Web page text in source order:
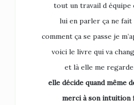
tout un travail d équipe
lui en parler ça ne fait
comment ça se passe je
voici le livre qui va
et là elle me regarde
elle décide quand même
merci à son intuition